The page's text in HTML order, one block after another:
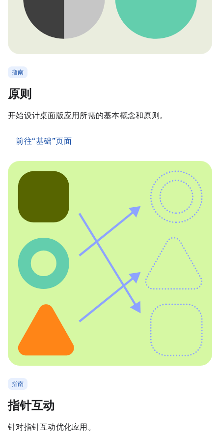
指南
原则
开始设计桌面版应用所需的基本概念和原则。
前往“基础”页面
指南
指针互动
针对指针互动优化应用。